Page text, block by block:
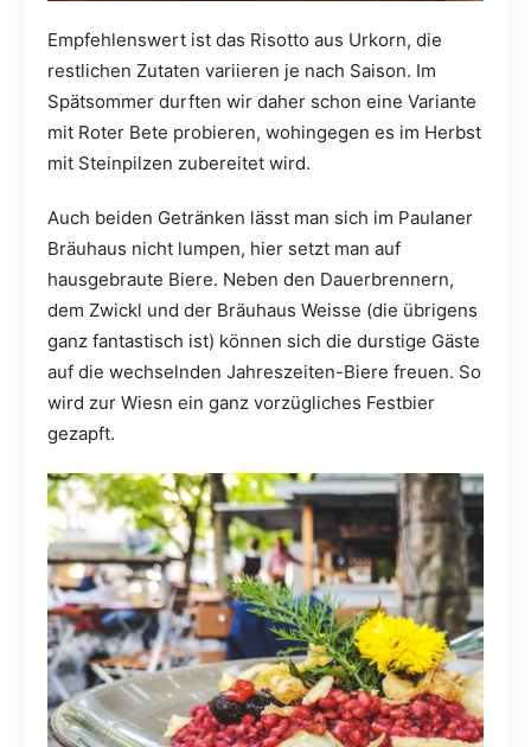
Empfehlenswert ist das Risotto aus Urkorn, die
restlichen Zutaten variieren je nach Saison. Im
Spätsommer durften wir daher schon eine Variante
mit Roter Bete probieren, wohingegen es im Herbst
mit Steinpilzen zubereitet wird.
Auch beiden Getränken lässt man sich im Paulaner
Bräuhaus nicht lumpen, hier setzt man auf
hausgebraute Biere. Neben den Dauerbrennern,
dem Zwickl und der Bräuhaus Weisse (die übrigens
ganz fantastisch ist) können sich die durstige Gäste
auf die wechselnden Jahreszeiten-Biere freuen. So
wird zur Wiesn ein ganz vorzügliches Festbier
gezapft.